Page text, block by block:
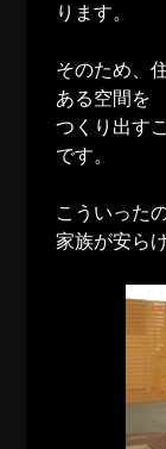
ります。
そのため、
ある空間を
つくり出す
です。
こういった
家族が安ら